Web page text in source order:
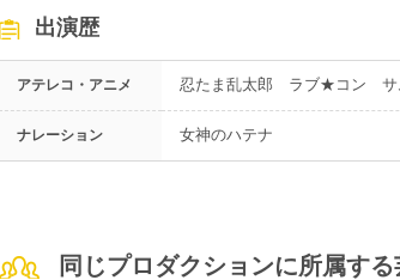
出演歴
アテレコ・アニメ 忍たま乱太郎 ラブ★コン サ
ナレーション 女神のハテナ
同じプロダクションに所属する